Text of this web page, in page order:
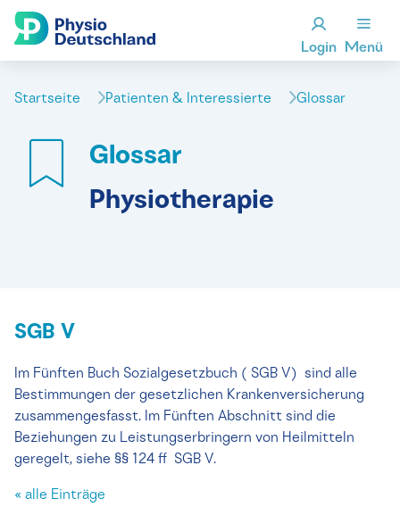
Login Menü
Startseite Patienten & Interessierte Glossar
Glossar
Physiotherapie
SGB V
Im Fünften Buch Sozialgesetzbuch ( SGB V) sind alle
Bestimmungen der gesetzlichen Krankenversicherung
zusammengesfasst. Im Fünften Abschnitt sind die
Beziehungen zu Leistungserbringern von Heilmitteln
geregelt, siehe §§ 124 ff SGB V.
« alle Einträge